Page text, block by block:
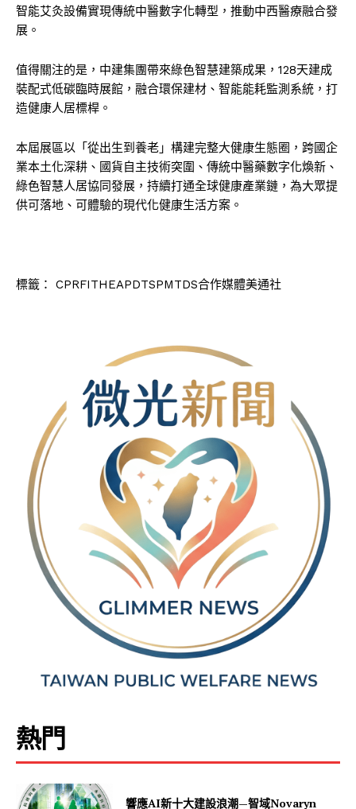
智能艾灸設備實現傳統中醫數字化轉型，推動中西醫療融合發
展。
值得關注的是，中建集團帶來綠色智慧建築成果，128天建成
裝配式低碳臨時展館，融合環保建材、智能能耗監測系統，打
造健康人居標桿。
本屆展區以「從出生到養老」構建完整大健康生態圈，跨國企
業本土化深耕、國貨自主技術突圍、傳統中醫藥數字化煥新、
綠色智慧人居協同發展，持續打通全球健康產業鏈，為大眾提
供可落地、可體驗的現代化健康生活方案。
標籤： CPRFITHEAPDTSPMTDS合作媒體美通社
熱門
響應AI新十大建設浪潮—智域Novaryn